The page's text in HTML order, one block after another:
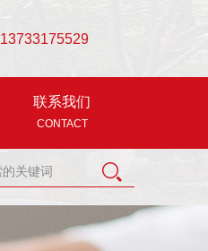
13733175529
联系我们
CONTACT